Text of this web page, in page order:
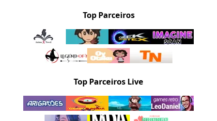
Top Parceiros
Top Parceiros Live